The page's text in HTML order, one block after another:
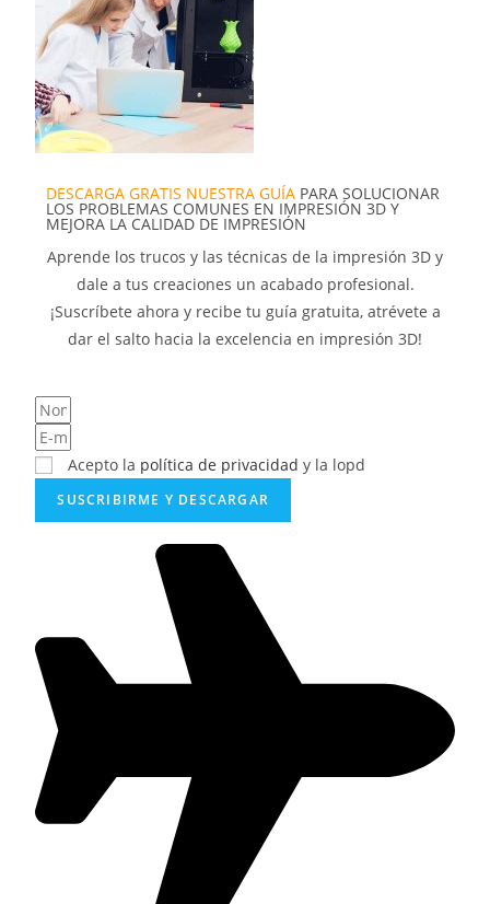
DESCARGA GRATIS NUESTRA GUÍA PARA SOLUCIONAR
LOS PROBLEMAS COMUNES EN IMPRESIÓN 3D Y
MEJORA LA CALIDAD DE IMPRESIÓN
Aprende los trucos y las técnicas de la impresión 3D y
dale a tus creaciones un acabado profesional.
¡Suscríbete ahora y recibe tu guía gratuita, atrévete a
dar el salto hacia la excelencia en impresión 3D!
Acepto la política de privacidad y la lopd
SUSCRIBIRME Y DESCARGAR